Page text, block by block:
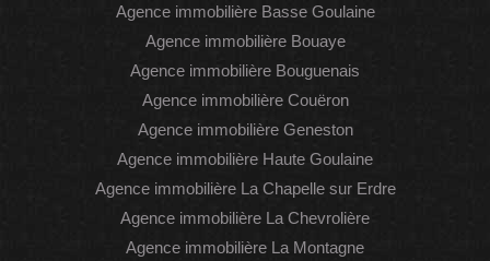
Agence immobilière Basse Goulaine
Agence immobilière Bouaye
Agence immobilière Bouguenais
Agence immobilière Couëron
Agence immobilière Geneston
Agence immobilière Haute Goulaine
Agence immobilière La Chapelle sur Erdre
Agence immobilière La Chevrolière
Agence immobilière La Montagne